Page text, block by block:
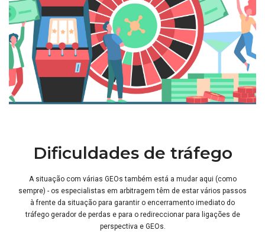
Dificuldades de tráfego
A situação com várias GEOs também está a mudar aqui (como
sempre) - os especialistas em arbitragem têm de estar vários passos
à frente da situação para garantir o encerramento imediato do
tráfego gerador de perdas e para o redireccionar para ligações de
perspectiva e GEOs.